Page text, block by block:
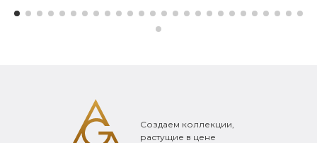
Создаем коллекции,
растущие в цене